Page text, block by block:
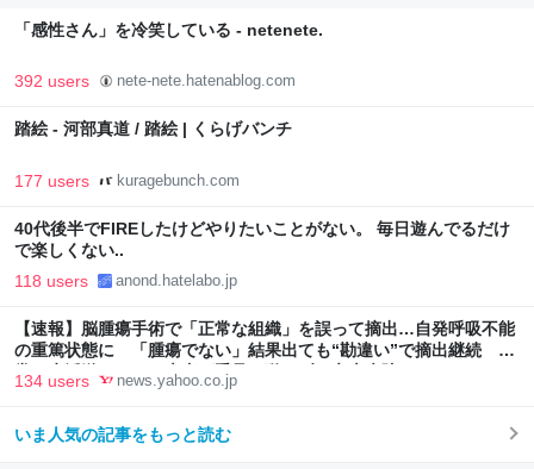
「感性さん」を冷笑している - netenete.
392 users nete-nete.hatenablog.com
踏絵 - 河部真道 / 踏絵 | くらげバンチ
177 users kuragebunch.com
40代後半でFIREしたけどやりたいことがない。 毎日遊んでるだけ
で楽しくない..
118 users anond.hatelabo.jp
【速報】脳腫瘍手術で「正常な組織」を誤って摘出…自発呼吸不能
の重篤状態に 「腫瘍でない」結果出ても“勘違い”で摘出継続 通
常の生活送っていた患者が手足も動かず 京大病院（MBSニュー
ス） - Yahoo!ニュース
134 users news.yahoo.co.jp
いま人気の記事をもっと読む